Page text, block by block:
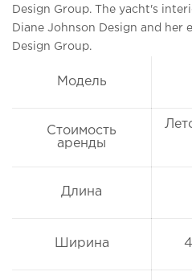
Design Group. The yacht's
Diane Johnson Design and her
Design Group.
Модель
Стоимость
аренды
Длина
Ширина